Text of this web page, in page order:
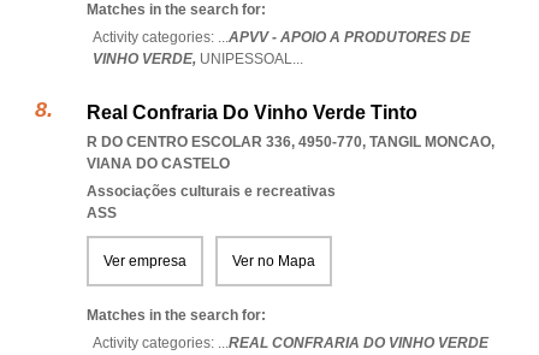
Matches in the search for:
Activity categories: ...APVV - APOIO A PRODUTORES DE
VINHO VERDE, UNIPESSOAL...
Real Confraria Do Vinho Verde Tinto
R DO CENTRO ESCOLAR 336, 4950-770, TANGIL MONCAO,
VIANA DO CASTELO
Associações culturais e recreativas
ASS
Ver empresa Ver no Mapa
Matches in the search for:
Activity categories: ...REAL CONFRARIA DO VINHO VERDE